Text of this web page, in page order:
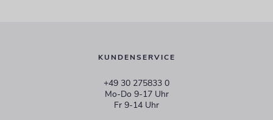
KUNDENSERVICE
+49 30 275833 0
Mo-Do 9-17 Uhr
Fr 9-14 Uhr